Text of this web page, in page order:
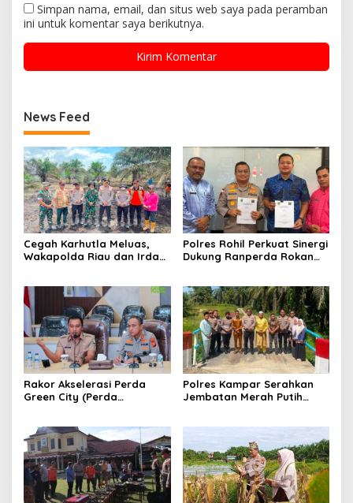
Simpan nama, email, dan situs web saya pada peramban
ini untuk komentar saya berikutnya.
News Feed
Cegah Karhutla Meluas,
Wakapolda Riau dan Irdam
Limau Kapas
Polres Rohil Perkuat Sinergi
Dukung Ranperda Rokan
Rakor Akselerasi Perda
Green City (Perda
Lingkungan Hidup Kota
Pekanbaru dan Tim Pakar
Polres Kampar Serahkan
Jembatan Merah Putih